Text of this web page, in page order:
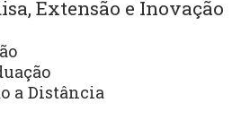
Extensão e Inovação
a Distância
e Tesouraria
e Execução Orçamentário,